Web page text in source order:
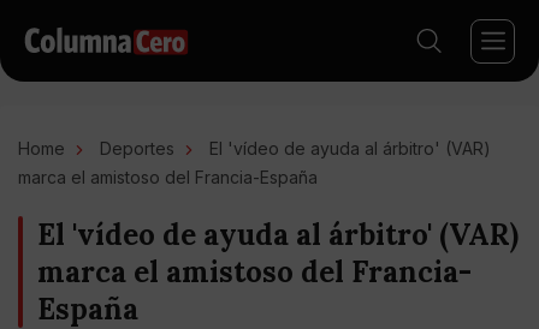
Home Deportes
El 'vídeo de ayuda al árbitro' (VAR)
marca el amistoso del Francia-España
El 'vídeo de ayuda al árbitro' (VAR)
marca el amistoso del Francia-
España